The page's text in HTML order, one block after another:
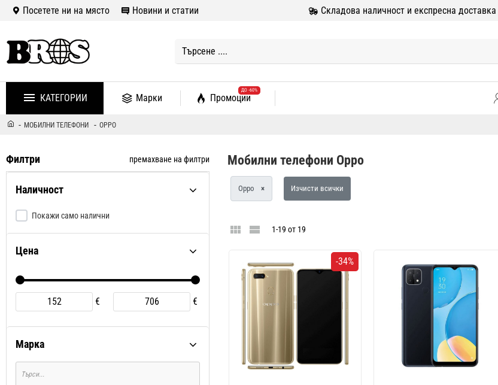
Посетете ни на място Новини и статии Складова наличност и експресна доставка
КАТЕГОРИИ Марки Промоции
ДО -60%
МОБИЛНИ ТЕЛЕФОНИ OPPO
Филтри премахване на филтри
Цена
€ €
Марка
Наличност
Покажи само налични
Мобилни телефони Oppo
Oppo × Изчисти всички
1-19 от 19
-34%